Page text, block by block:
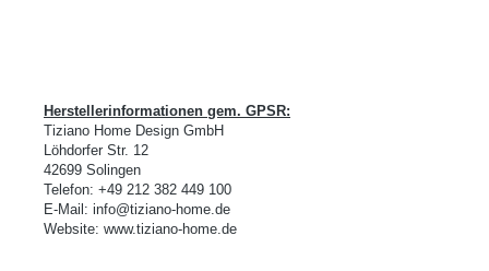
Herstellerinformationen gem. GPSR:
Tiziano Home Design GmbH
öhdorfer Str. 12
42699 Solingen
Telefon: +49 212 382 449 100
E-Mail: info@tiziano-home.de
Website: www.tiziano-home.de